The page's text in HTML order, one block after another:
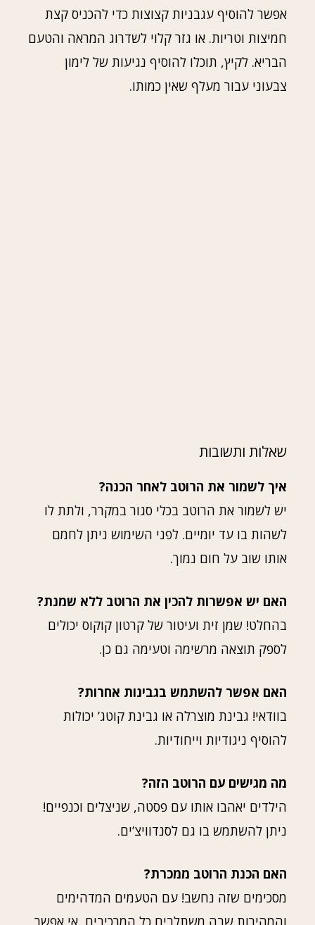
אפשר להוסיף עגבניות קצוצות כדי להכניס קצת
חמיצות וטריות. או גזר קלוי לשדרוג המראה והטעם
הבריא. לקיץ, תוכלו להוסיף נגיעות של לימון
צבעוני עבור מעלף שאין כמותו.
שאלות ותשובות
איך לשמור את הרוטב לאחר הכנה?
יש לשמור את הרוטב בכלי סגור במקרר, ולתת לו
לשהות בו עד יומיים. לפני השימוש ניתן לחמם
אותו שוב על חום נמוך.
האם יש אפשרות להכין את הרוטב ללא שמנת?
בהחלט! שמן זית ועיטור של קרטון קוקוס יכולים
לספק תוצאה מרשימה וטעימה גם כן.
האם אפשר להשתמש בגבינות אחרות?
בוודאי! גבינת מוצרלה או גבינת קוטג’ יכולות
להוסיף ניגודיות וייחודיות.
מה מגישים עם הרוטב הזה?
הילדים יאהבו אותו עם פסטה, שניצלים וכנפיים!
ניתן להשתמש בו גם לסנדוויצ’ים.
האם הכנת הרוטב ממכרת?
מסכימים שזה נחשב! עם הטעמים המדהימים